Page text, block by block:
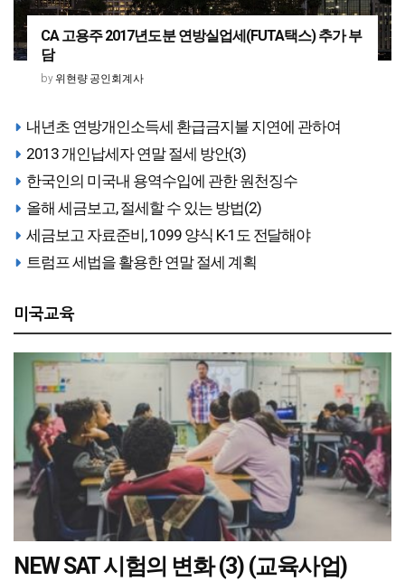
CA 고용주 2017년도분 연방실업세(FUTA택스) 추가 부
담
by위현량 공인회계사
내년초 연방개인소득세 환급금지불 지연에 관하여
2013 개인납세자 연말 절세 방안(3)
한국인의 미국내 용역수입에 관한 원천징수
올해 세금보고, 절세할 수 있는 방법(2)
세금보고 자료준비, 1099 양식 K-1도 전달해야
트럼프 세법을 활용한 연말 절세 계획
미국교육
NEW SAT 시험의 변화 (3) (교육사업)